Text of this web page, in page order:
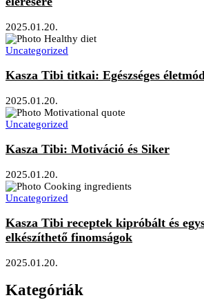
2025.01.20.
Uncategorized
Kasza Tibi titkai: Egészséges
2025.01.20.
Uncategorized
Kasza Tibi: Motiváció és Siker
2025.01.20.
Uncategorized
Kasza Tibi receptek kipróbált és
elkészíthető finomságok
2025.01.20.
Kategóriák